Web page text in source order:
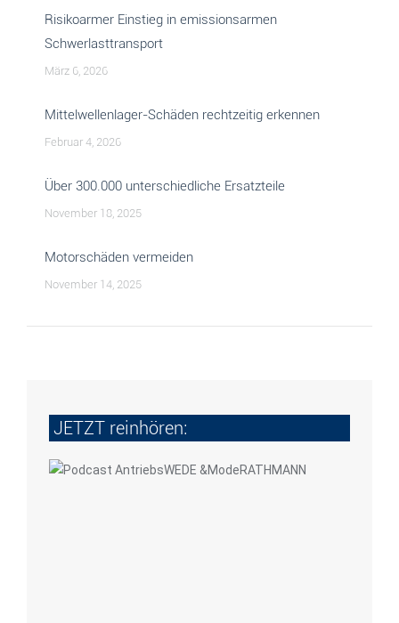
Risikoarmer Einstieg in emissionsarmen
Schwerlasttransport
März 6, 2026
Mittelwellenlager-Schäden rechtzeitig erkennen
Februar 4, 2026
Über 300.000 unterschiedliche Ersatzteile
November 18, 2025
Motorschäden vermeiden
November 14, 2025
JETZT reinhören: